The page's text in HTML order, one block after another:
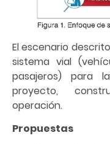
El escenario
sistema vial
pasajeros) para
proyecto,
operación.
Propuestas